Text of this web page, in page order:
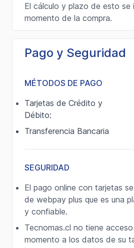
El cálculo y plazo de esto se
momento de la compra.
Pago y Seguridad
MÉTODOS DE PAGO
Tarjetas de Crédito y
Débito:
Transferencia Bancaria
SEGURIDAD
El pago online con tarjetas
de webpay plus que es una
y confiable.
Tecnomas.cl no tiene
momento a los datos de su